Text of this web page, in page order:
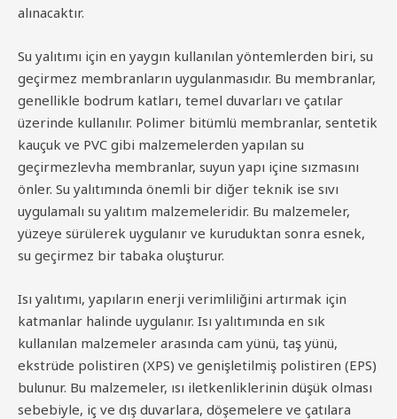
alınacaktır.
Su yalıtımı için en yaygın kullanılan yöntemlerden biri, su
geçirmez membranların uygulanmasıdır. Bu membranlar,
genellikle bodrum katları, temel duvarları ve çatılar
üzerinde kullanılır. Polimer bitümlü membranlar, sentetik
kauçuk ve PVC gibi malzemelerden yapılan su
geçirmezlevha membranlar, suyun yapı içine sızmasını
önler. Su yalıtımında önemli bir diğer teknik ise sıvı
uygulamalı su yalıtım malzemeleridir. Bu malzemeler,
yüzeye sürülerek uygulanır ve kuruduktan sonra esnek,
su geçirmez bir tabaka oluşturur.
Isı yalıtımı, yapıların enerji verimliliğini artırmak için
katmanlar halinde uygulanır. Isı yalıtımında en sık
kullanılan malzemeler arasında cam yünü, taş yünü,
ekstrüde polistiren (XPS) ve genişletilmiş polistiren (EPS)
bulunur. Bu malzemeler, ısı iletkenliklerinin düşük olması
sebebiyle, iç ve dış duvarlara, döşemelere ve çatılara